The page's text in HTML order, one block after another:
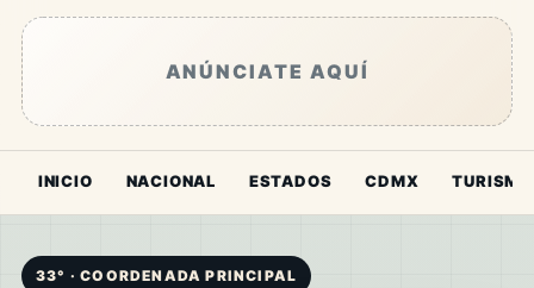
ANÚNCIATE AQUÍ
INICIO NACIONAL ESTADOS CDMX TURISMO
33° · COORDENADA PRINCIPAL